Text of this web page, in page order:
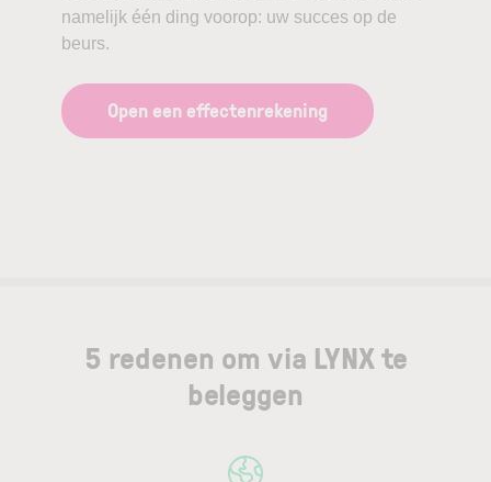
namelijk één ding voorop: uw succes op de
beurs.
Open een effectenrekening
5 redenen om via LYNX te
beleggen